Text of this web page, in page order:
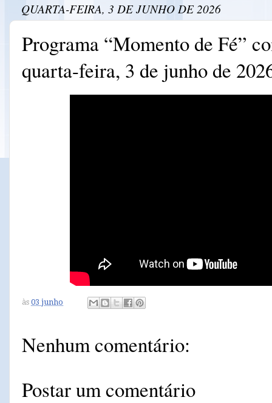
QUARTA-FEIRA, 3 DE JUNHO DE 2026
Programa “Momento de Fé”
quarta-feira, 3 de junho de
às 03 junho
Nenhum comentário:
Postar um comentário